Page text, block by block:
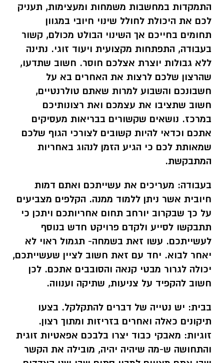
התמקדות במחשבות משמחות ומעצימות, תעניק
לכם את היכולת לחולל שינוי חיובי במגוון
תחומים בחייכם אך השינוי הבולט מכולם, קשור
בעבודה, התפתחות מקצועית ויעוד זוגי. נתינה
ללא גבולות יוצרת אצלכם חוסר. חשוב שתדעו,
שהרצון שלכם לרצות את האחרים בא על
חשבונכם והשבוע למרות שאתם טולרנטיים,
חשוב שתציבו את עצמכם ואת רצונותיכם
במרכז. נושאים שקשורים בבריאות מעסיקים
אתכם וכדאי להיות קשובים לצורכי הגוף שלכם
שמאותת לכם כי הגיע הזמן לנהוג באחריות
המתבקשת.
בעבודה: מעריכים את עשייתכם ואתם דמות
חיובית אשר ניתן ללמוד ממנה. הקלפים מצביעים
על כך שבקרוב יורחב תחום אחריותכם ויתכן כי
תתבקשו לסייע ולקדם פרויקט חדש בנוסף
לעשייתכם. עשו זאת בשמחה- תגמול ראוי לא
יאחר לבוא. יחד עם זאת חשוב לציין שעשייתכם,
יכולה לגרור מבטי קנאה והסובבים אתכם. לכן
חשוב להקפיד על צניעות, שתיקה וענווה.
בבית: יש נטייה של דברים להתקלקל. בצעו
תיקונים כאלה ואחרים בזריזות ומתוך רצון.
זוגיות: מאבקי כבוד יצרו בלבכם אפאטיות זוגית
והתחושה ש-מה שיהיה יהיה, מובילה את הקשר